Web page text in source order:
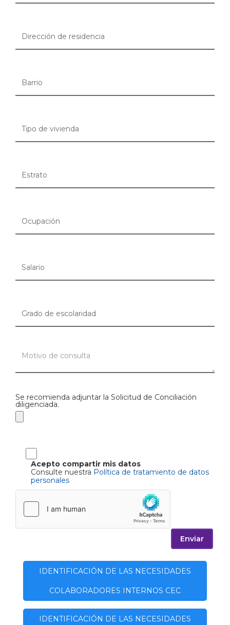
Se recomienda adjuntar la Solicitud de Conciliación
diligenciada.
Acepto compartir mis datos
Consulte nuestra Política de tratamiento de datos
personales
Enviar
IDENTIFICACIÓN DE LAS NECESIDADES
COLABORADORES INTERNOS CEC
IDENTIFICACIÓN DE LAS NECESIDADES